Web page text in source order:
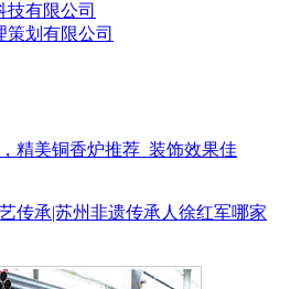
技有限公司
划有限公司
精美铜香炉推荐_装饰效果佳
传承|苏州非遗传承人徐红军哪家